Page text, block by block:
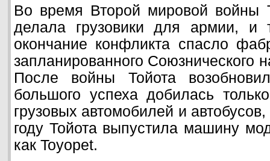
Во время Второй мировой войны
делала грузовики для армии, и
окончание конфликта спасло
запланированного Союзнического
После войны Тойота
большого успеха добилась
грузовых автомобилей и
году Тойота выпустила машину
как Toyopet.